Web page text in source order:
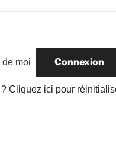
de moi
Cliquez ici pour